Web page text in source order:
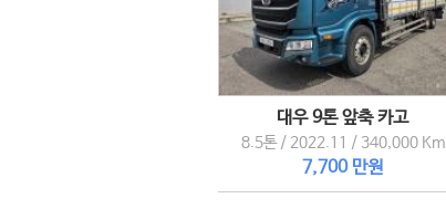
대우 9톤 앞축 카고
8.5톤 / 2022.11 / 340,000 Km
7,700 만원